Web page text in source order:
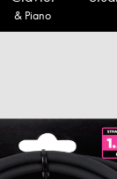
& Piano